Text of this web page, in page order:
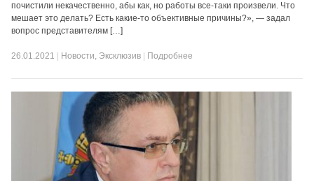
почистили некачественно, абы как, но работы все-таки произвели. Что
мешает это делать? Есть какие-то объективные причины?», — задал
вопрос представителям […]
26.01.2021 Новости, Эксклюзив Подробнее